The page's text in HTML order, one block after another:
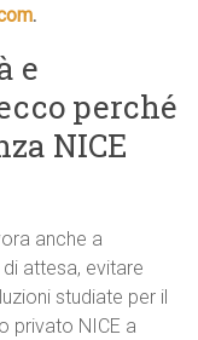
.
e
perché
NICE
anche a
attesa, evitare
studiate per il
privato NICE a